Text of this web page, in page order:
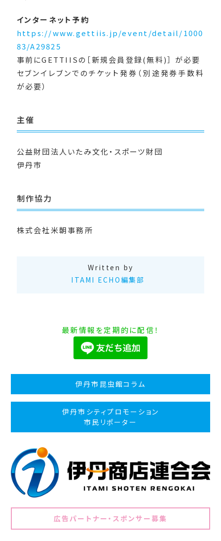
インターネット予約
https://www.gettiis.jp/event/detail/1000
83/A29825
事前にGETTIISの［新規会員登録(無料)］ が必要
セブンイレブンでのチケット発券（別途発券手数料
が必要）
主催
公益財団法人いたみ文化・スポーツ財団
伊丹市
制作協力
株式会社米朝事務所
Written by
ITAMI ECHO編集部
最新情報を定期的に配信！
伊丹市昆虫館コラム
伊丹市シティプロモーション
市民リポーター
広告パートナー・スポンサー募集